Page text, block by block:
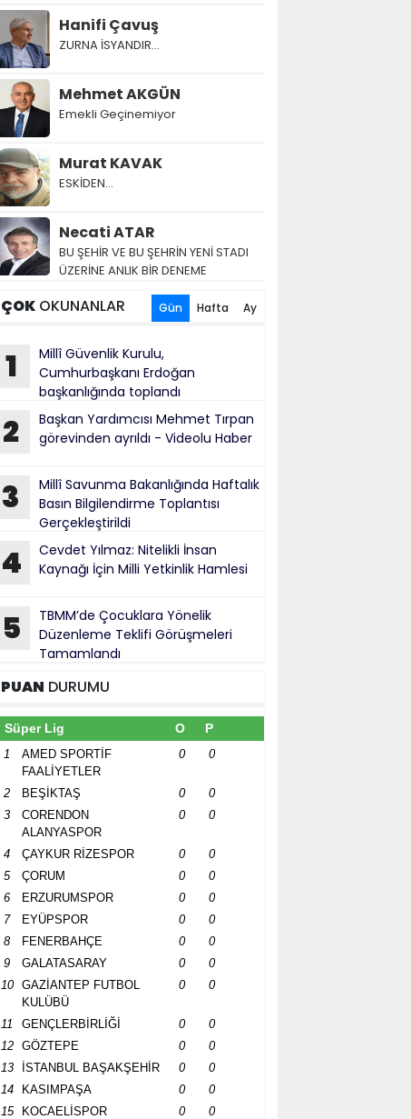
Hanifi Çavuş
ZURNA İSYANDIR...
Mehmet AKGÜN
Emekli Geçinemiyor
Murat KAVAK
ESKİDEN...
Necati ATAR
BU ŞEHİR VE BU ŞEHRİN YENİ STADI
ÜZERİNE ANLIK BİR DENEME
ÇOK OKUNANLAR Gün Hafta Ay
1
Millî Güvenlik Kurulu,
Cumhurbaşkanı Erdoğan
başkanlığında toplandı
2
Başkan Yardımcısı Mehmet Tırpan
görevinden ayrıldı - Videolu Haber
3
Millî Savunma Bakanlığında Haftalık
Basın Bilgilendirme Toplantısı
Gerçekleştirildi
4
Cevdet Yılmaz: Nitelikli İnsan
Kaynağı İçin Milli Yetkinlik Hamlesi
5
TBMM’de Çocuklara Yönelik
Düzenleme Teklifi Görüşmeleri
Tamamlandı
PUAN DURUMU
Süper Lig O P
1
AMED SPORTİF
FAALİYETLER
0 0
2 BEŞİKTAŞ 0
0
3
CORENDON
ALANYASPOR
0 0
4 ÇAYKUR RİZESPOR 0
0
5
ÇORUM 0
0
6
ERZURUMSPOR 0
0
7
EYÜPSPOR 0
0
8
FENERBAHÇE 0
0
9
GALATASARAY 0
0
10
GAZİANTEP FUTBOL
KULÜBÜ
0 0
11 GENÇLERBİRLİĞİ 0
0
12
GÖZTEPE 0
0
13
İSTANBUL BAŞAKŞEHİR 0
0
14
KASIMPAŞA 0
0
15
KOCAELİSPOR 0
0